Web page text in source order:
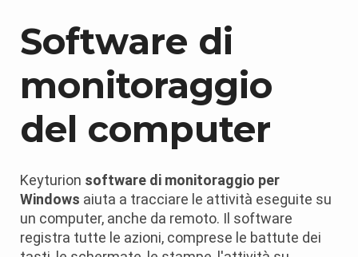
Software di
monitoraggio
del computer
Keyturion software di monitoraggio per
Windows aiuta a tracciare le attività eseguite su
un computer, anche da remoto. Il software
registra tutte le azioni, comprese le battute dei